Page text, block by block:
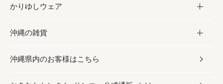
レトルト食品
乾物／粉類
お酢／ドレッシング
しょうゆ
みそ
ちんすこう
伝統菓子
スナック
泡盛
ビール・チューハイ
ワイン・ウィスキー・カクテル
コスメ
スキンケア
ボディケア
かりゆしウェア
かりゆしウェア
メンズ
沖縄の雑貨
雑貨
沖縄県内のお客様はこちら